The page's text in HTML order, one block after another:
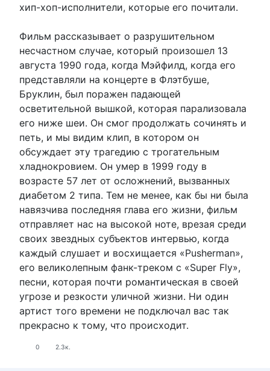
хип-хоп-исполнители, которые его почитали.
Фильм рассказывает о разрушительном
несчастном случае, который произошел 13
августа 1990 года, когда Мэйфилд, когда его
представляли на концерте в Флэтбуше,
Бруклин, был поражен падающей
осветительной вышкой, которая парализовала
его ниже шеи. Он смог продолжать сочинять и
петь, и мы видим клип, в котором он
обсуждает эту трагедию с трогательным
хладнокровием. Он умер в 1999 году в
возрасте 57 лет от осложнений, вызванных
диабетом 2 типа. Тем не менее, как бы ни была
навязчива последняя глава его жизни, фильм
отправляет нас на высокой ноте, врезая среди
своих звездных субъектов интервью, когда
каждый слушает и восхищается «Pusherman»,
его великолепным фанк-треком с «Super Fly»,
песни, которая почти романтическая в своей
угрозе и резкости уличной жизни. Ни один
артист того времени не подключал вас так
прекрасно к тому, что происходит.
0 2.3к.